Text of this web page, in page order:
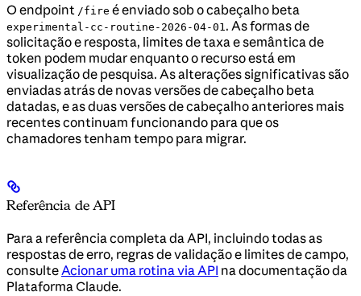
O endpoint /fire é enviado sob o cabeçalho beta
experimental-cc-routine-2026-04-01 . As formas de
solicitação e resposta, limites de taxa e semântica de
token podem mudar enquanto o recurso está em
visualização de pesquisa. As alterações significativas são
enviadas atrás de novas versões de cabeçalho beta
datadas, e as duas versões de cabeçalho anteriores mais
recentes continuam funcionando para que os
chamadores tenham tempo para migrar.
Referência de API
Para a referência completa da API, incluindo todas as
respostas de erro, regras de validação e limites de campo,
consulteAcionar uma rotina via API na documentação da
Plataforma Claude.